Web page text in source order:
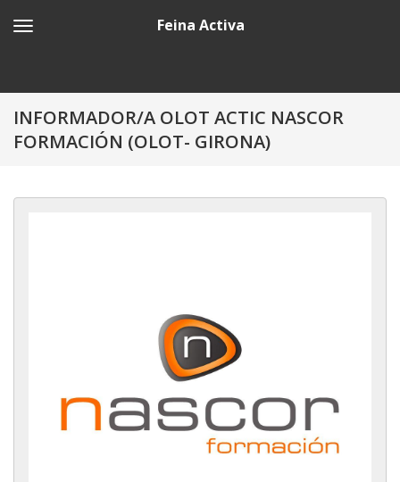
Feina Activa
INFORMADOR/A OLOT ACTIC NASCOR
FORMACIÓN (OLOT- GIRONA)